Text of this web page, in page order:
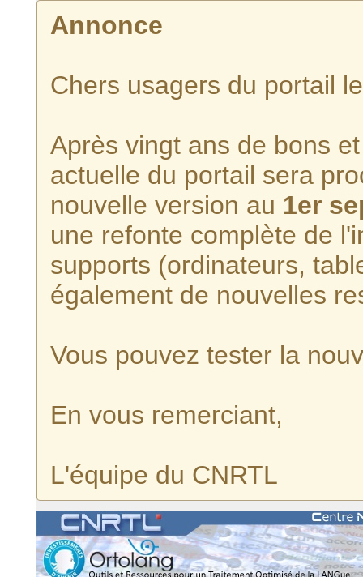
Annonce
Chers usagers du portail
Après vingt ans de bons
actuelle du portail sera
nouvelle version au 1er
une refonte complète de
supports (ordinateurs,
également de nouvelles
Vous pouvez tester la
En vous remerciant,
L'équipe du CNRTL